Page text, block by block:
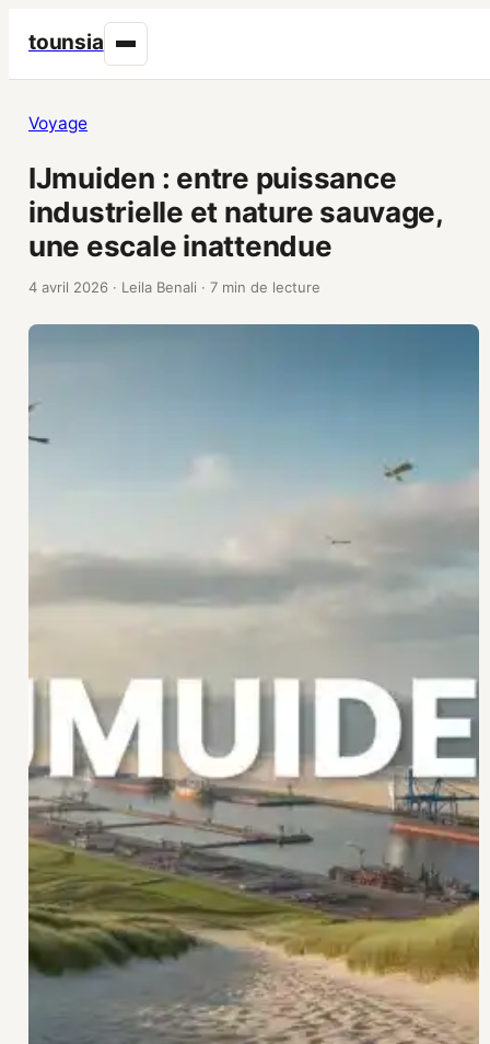
tounsia
Voyage
IJmuiden : entre puissance
industrielle et nature sauvage,
une escale inattendue
4 avril 2026 · Leila Benali · 7 min de lecture